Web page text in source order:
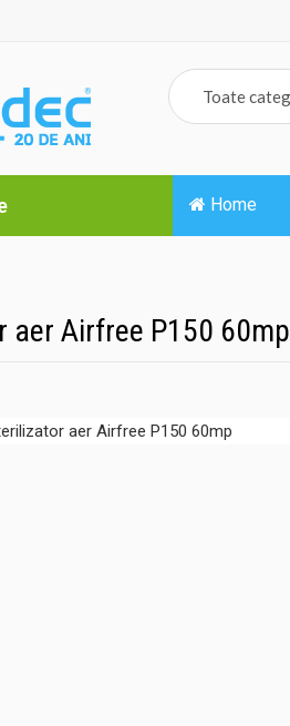
Home
aer Airfree P150 60mp